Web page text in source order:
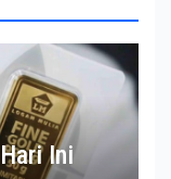
Ini